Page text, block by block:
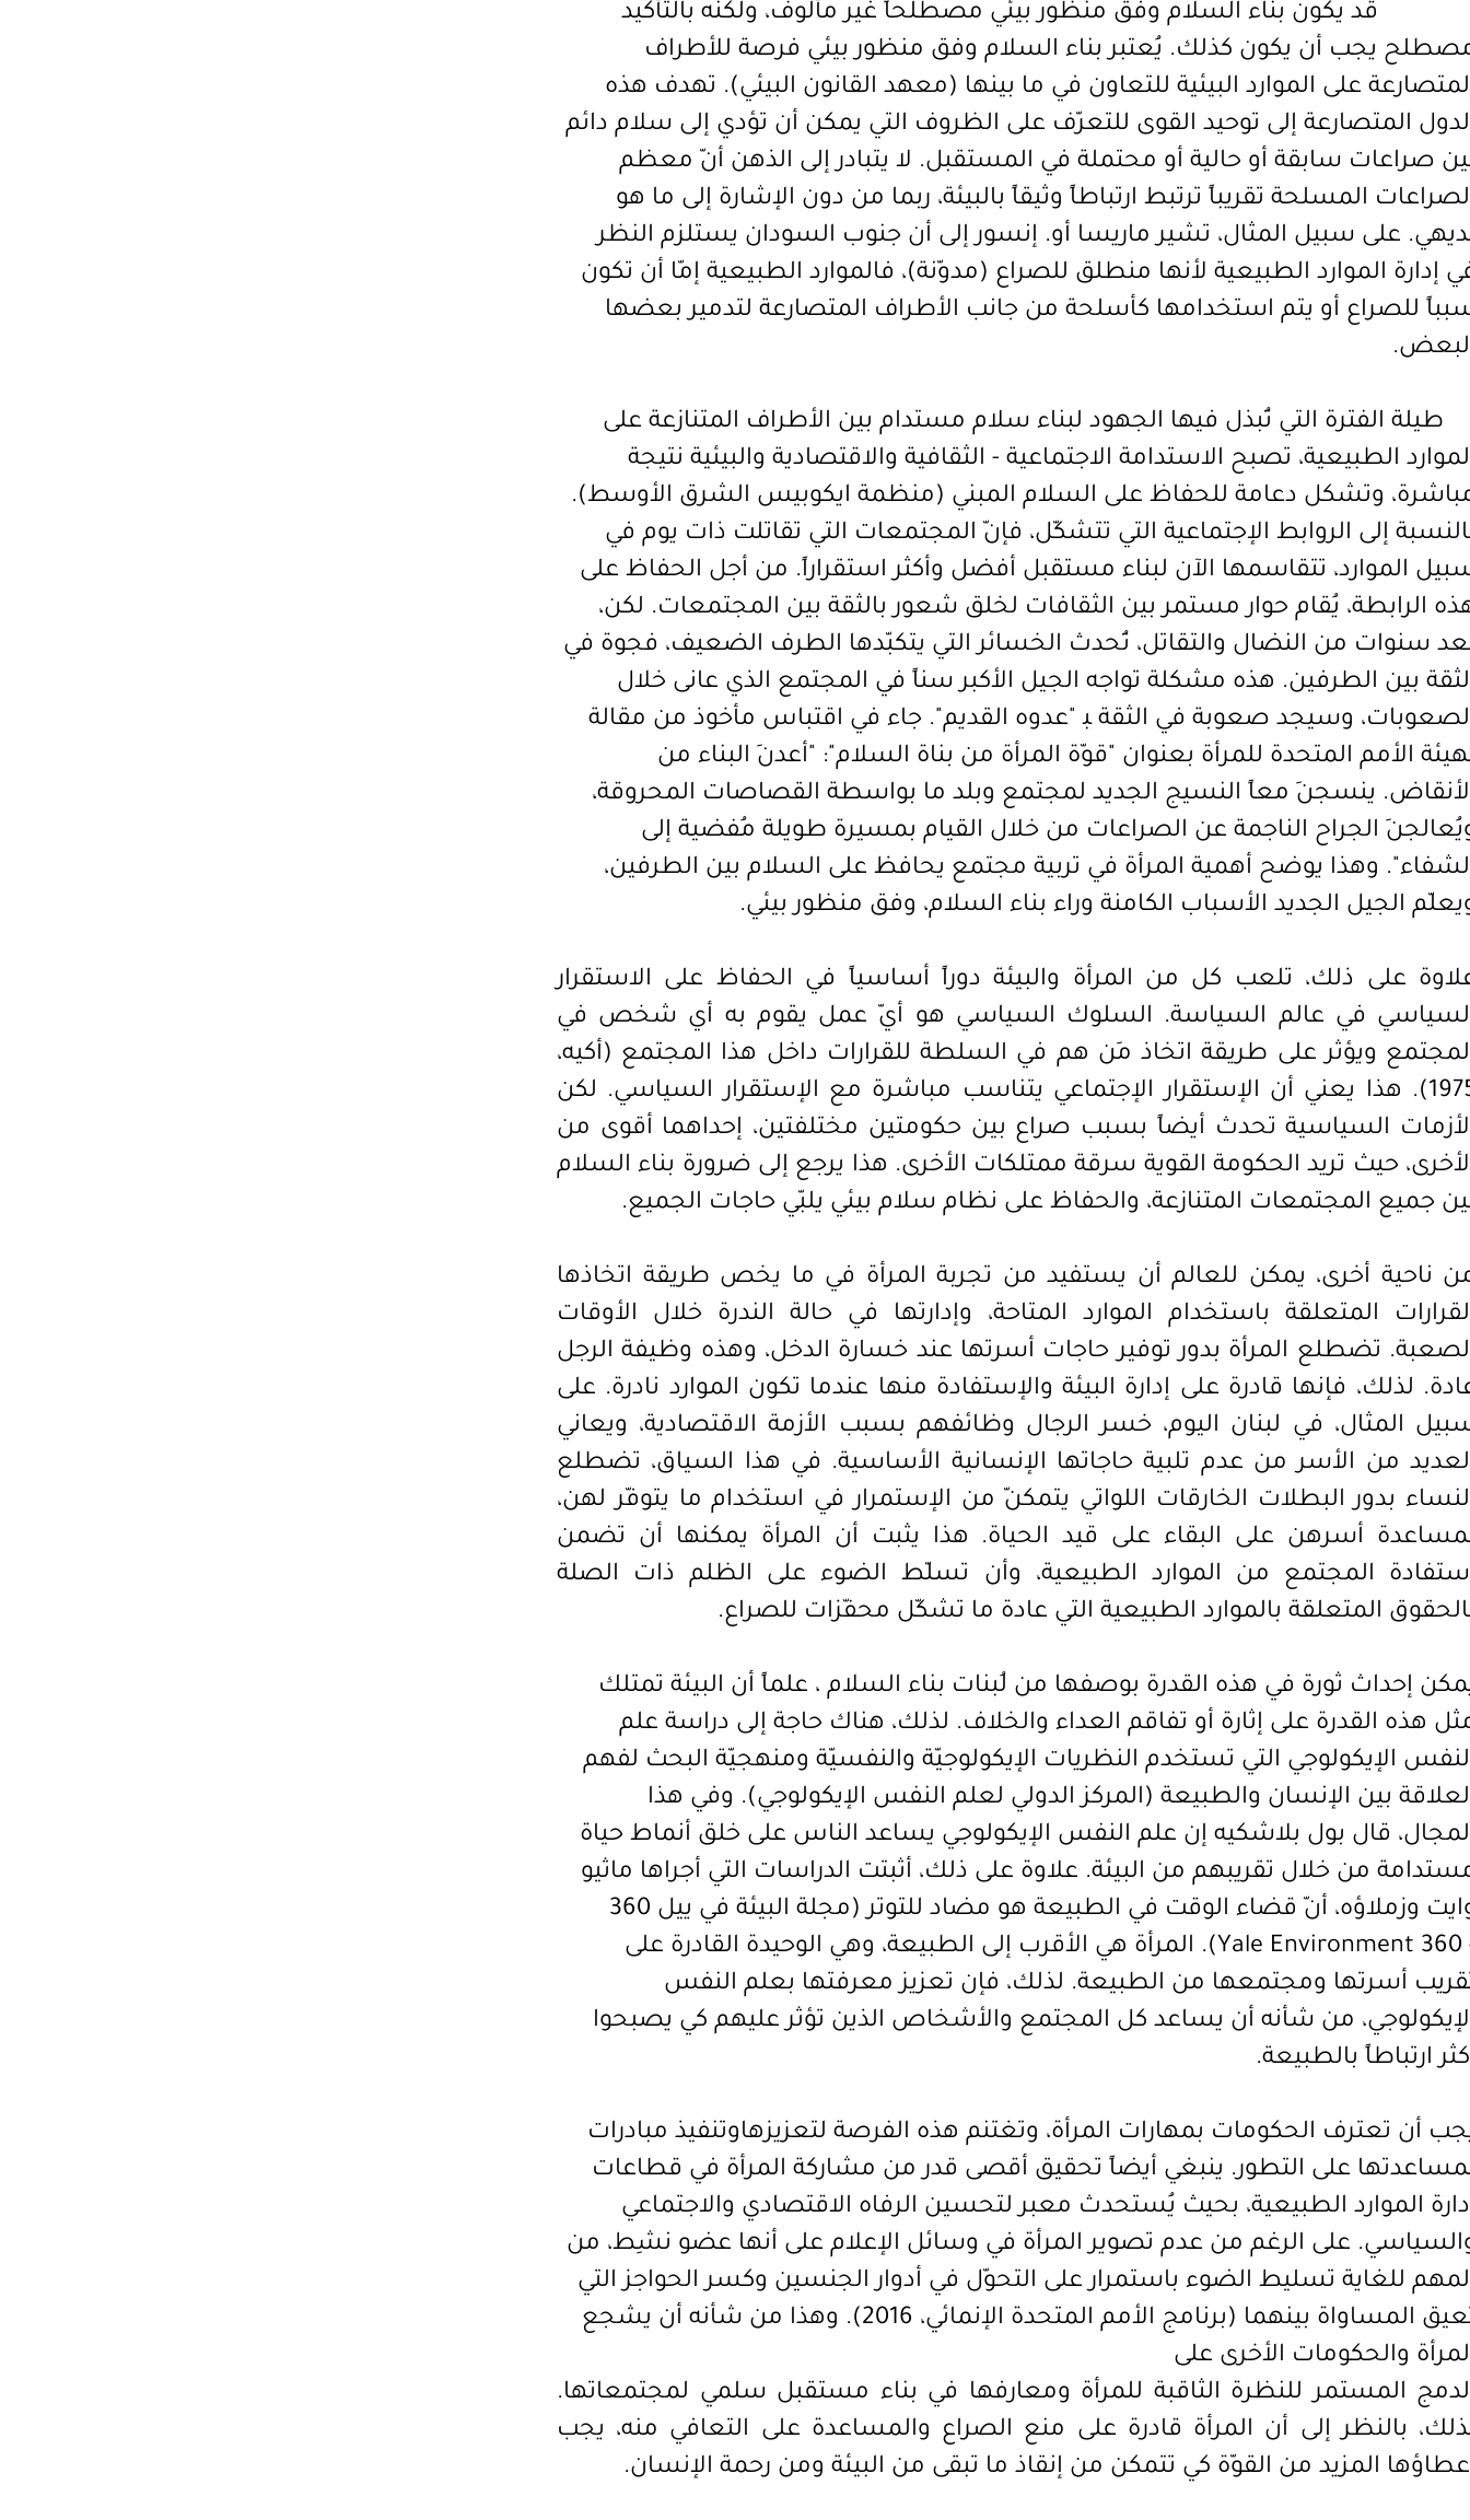
قد يكون بناء السلام وفق منظور بيئي مصطلحاً غير مألوف، ولكنه بالتأكيد
يجب أن يكون كذلك. يُعتبر بناء السلام وفق منظور بيئي فرصة للأطراف
على الموارد البيئية للتعاون في ما بينها (معهد القانون البيئي). تهدف هذه
المتصارعة إلى توحيد القوى للتعرّف على الظروف التي يمكن أن تؤدي إلى سلام دائم
صراعات سابقة أو حالية أو محتملة في المستقبل. لا يتبادر إلى الذهن أنّ معظم
المسلحة تقريباً ترتبط ارتباطاً وثيقاً بالبيئة، ربما من دون الإشارة إلى ما هو
على سبيل المثال، تشير ماريسا أو. إنسور إلى أن جنوب السودان يستلزم النظر
إدارة الموارد الطبيعية لأنها منطلق للصراع (مدوّنة)، فالموارد الطبيعية إمّا أن تكون
للصراع أو يتم استخدامها كأسلحة من جانب الأطراف المتصارعة لتدمير بعضها
طيلة الفترة التي تُبذل فيها الجهود لبناء سلام مستدام بين الأطراف المتنازعة على
الطبيعية، تصبح الاستدامة الاجتماعية - الثقافية والاقتصادية والبيئية نتيجة
وتشكل دعامة للحفاظ على السلام المبني (منظمة ايكوبيس الشرق الأوسط).
إلى الروابط الإجتماعية التي تتشكّل، فإنّ المجتمعات التي تقاتلت ذات يوم في
الموارد، تتقاسمها الآن لبناء مستقبل أفضل وأكثر استقراراً. من أجل الحفاظ على
الرابطة، يُقام حوار مستمر بين الثقافات لخلق شعور بالثقة بين المجتمعات. لكن،
سنوات من النضال والتقاتل، تُحدث الخسائر التي يتكبّدها الطرف الضعيف، فجوة في
بين الطرفين. هذه مشكلة تواجه الجيل الأكبر سناً في المجتمع الذي عانى خلال
وسيجد صعوبة في الثقة ﺒ "عدوه القديم". جاء في اقتباس مأخوذ من مقالة
الأمم المتحدة للمرأة بعنوان "قوّة المرأة من بناة السلام":
أعدنَ البناء من
ينسجنَ معاً النسيج الجديد لمجتمع وبلد ما بواسطة القصاصات المحروقة،
الجراح الناجمة عن الصراعات من خلال القيام بمسيرة طويلة مُفضية إلى
وهذا يوضح أهمية المرأة في تربية مجتمع يحافظ على السلام بين الطرفين،
الجيل الجديد الأسباب الكامنة وراء بناء السلام، وفق منظور بيئي.
على ذلك، تلعب كل من المرأة والبيئة دوراً أساسياً في الحفاظ على الاستقرار
في عالم السياسة. السلوك السياسي هو أيّ عمل يقوم به أي شخص في
ويؤثر على طريقة اتخاذ مَن هم في السلطة للقرارات داخل هذا المجتمع (أكيه،
1975). هذا يعني أن الإستقرار الإجتماعي يتناسب مباشرة مع الإستقرار السياسي. لكن
السياسية تحدث أيضاً بسبب صراع بين حكومتين مختلفتين، إحداهما أقوى من
حيث تريد الحكومة القوية سرقة ممتلكات الأخرى. هذا يرجع إلى ضرورة بناء السلام
جميع المجتمعات المتنازعة، والحفاظ على نظام سلام بيئي يلبّي حاجات الجميع.
ناحية أخرى، يمكن للعالم أن يستفيد من تجربة المرأة في ما يخص طريقة اتخاذها
المتعلقة باستخدام الموارد المتاحة، وإدارتها في حالة الندرة خلال الأوقات
تضطلع المرأة بدور توفير حاجات أسرتها عند خسارة الدخل، وهذه وظيفة الرجل
لذلك، فإنها قادرة على إدارة البيئة والإستفادة منها عندما تكون الموارد نادرة. على
المثال، في لبنان اليوم، خسر الرجال وظائفهم بسبب الأزمة الاقتصادية، ويعاني
من الأسر من عدم تلبية حاجاتها الإنسانية الأساسية. في هذا السياق، تضطلع
بدور البطلات الخارقات اللواتي يتمكنّ من الإستمرار في استخدام ما يتوفّر لهن،
أسرهن على البقاء على قيد الحياة. هذا يثبت أن المرأة يمكنها أن تضمن
المجتمع من الموارد الطبيعية، وأن تسلّط الضوء على الظلم ذات الصلة
المتعلقة بالموارد الطبيعية التي عادة ما تشكّل محفّزات للصراع.
إحداث ثورة في هذه القدرة بوصفها من لُبنات بناء السلام ، علماً أن البيئة تمتلك
هذه القدرة على إثارة أو تفاقم العداء والخلاف. لذلك، هناك حاجة إلى دراسة علم
الإيكولوجي التي تستخدم النظريات الإيكولوجيّة والنفسيّة ومنهجيّة البحث لفهم
بين الإنسان والطبيعة (المركز الدولي لعلم النفس الإيكولوجي). وفي هذا
قال بول بلاشكيه إن علم النفس الإيكولوجي يساعد الناس على خلق أنماط حياة
من خلال تقريبهم من البيئة. علاوة على ذلك، أثبتت الدراسات التي أجراها ماثيو
وايت وزملاؤه، أنّ قضاء الوقت في الطبيعة هو مضاد للتوتر (مجلة البيئة في ييل 360
Yale Environment 360 ). المرأة هي الأقرب إلى الطبيعة، وهي الوحيدة القادرة على
أسرتها ومجتمعها من الطبيعة. لذلك، فإن تعزيز معرفتها بعلم النفس
من شأنه أن يساعد كل المجتمع والأشخاص الذين تؤثر عليهم كي يصبحوا
ارتباطاً بالطبيعة.
أن تعترف الحكومات بمهارات المرأة، وتغتنم هذه الفرصة لتعزيزهاوتنفيذ مبادرات
على التطور. ينبغي أيضاً تحقيق أقصى قدر من مشاركة المرأة في قطاعات
الموارد الطبيعية، بحيث يُستحدث معبر لتحسين الرفاه الاقتصادي والاجتماعي
على الرغم من عدم تصوير المرأة في وسائل الإعلام على أنها عضو نشِط، من
للغاية تسليط الضوء باستمرار على التحوّل في أدوار الجنسين وكسر الحواجز التي
المساواة بينهما
(برنامج الأمم المتحدة الإنمائي، 2016). وهذا من شأنه أن يشجع
والحكومات الأخرى على
المستمر للنظرة الثاقبة للمرأة ومعارفها في بناء مستقبل سلمي لمجتمعاتها.
بالنظر إلى أن المرأة قادرة على منع الصراع والمساعدة على التعافي منه، يجب
المزيد من القوّة كي تتمكن من إنقاذ ما تبقى من البيئة ومن رحمة الإنسان.